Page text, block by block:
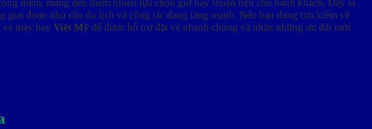
đoạn nhu cầu du lịch và công tác đang tăng mạnh. Nếu bạn đang tìm kiếm vé
máy bay Việt Mỹ để được hỗ trợ đặt vé nhanh chóng và nhận những ưu đãi mới